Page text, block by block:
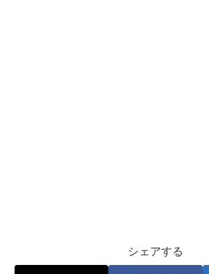
シェアする